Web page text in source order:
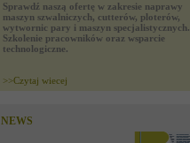
Sprawdź naszą ofertę w zakresie naprawy
maszyn szwalniczych, cutterów, ploterów,
wytwornic pary i maszyn specjalistycznych.
Szkolenie pracowników oraz wsparcie
technologiczne.
>>Czytaj wiecej
NEWS